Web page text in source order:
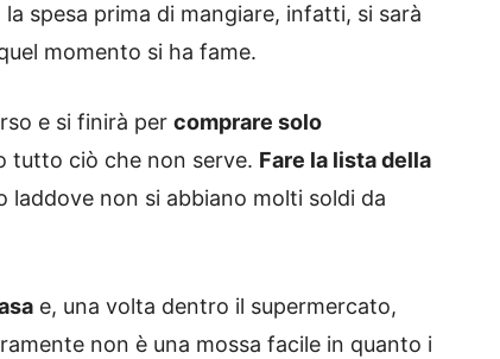
la spesa prima di mangiare, infatti, si sarà
momento si ha fame.
e si finirà per comprare solo
tutto ciò che non serve. Fare la lista della
non si abbiano molti soldi da
e, una volta dentro il supermercato,
non è una mossa facile in quanto i